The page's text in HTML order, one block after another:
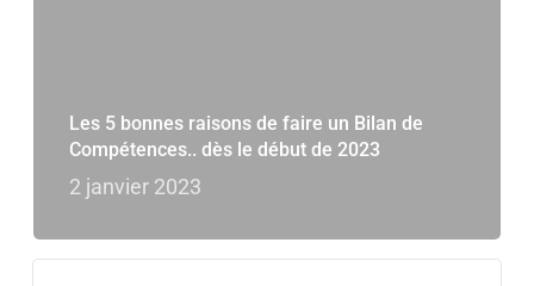
Les 5 bonnes raisons de faire un Bilan de
Compétences.. dès le début de 2023
2 janvier 2023